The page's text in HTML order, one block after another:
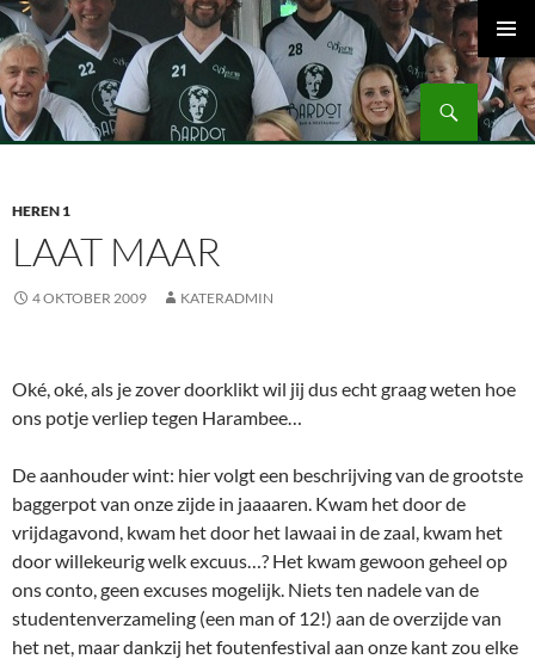
Ga
naar
de
inhoud
Volleybalvereniging Vips Bardot
Zoeken
MENU
HEREN 1
LAAT MAAR
4 OKTOBER 2009 KATERADMIN
Oké, oké, als je zover doorklikt wil jij dus echt graag weten hoe
ons potje verliep tegen Harambee…
De aanhouder wint: hier volgt een beschrijving van de grootste
baggerpot van onze zijde in jaaaaren. Kwam het door de
vrijdagavond, kwam het door het lawaai in de zaal, kwam het
door willekeurig welk excuus…? Het kwam gewoon geheel op
ons conto, geen excuses mogelijk. Niets ten nadele van de
studentenverzameling (een man of 12!) aan de overzijde van
het net, maar dankzij het foutenfestival aan onze kant zou elke